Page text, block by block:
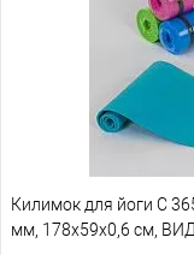
Відправка тільки
після повної
Килимок для йоги С
мм, 178х59х0,6 см,